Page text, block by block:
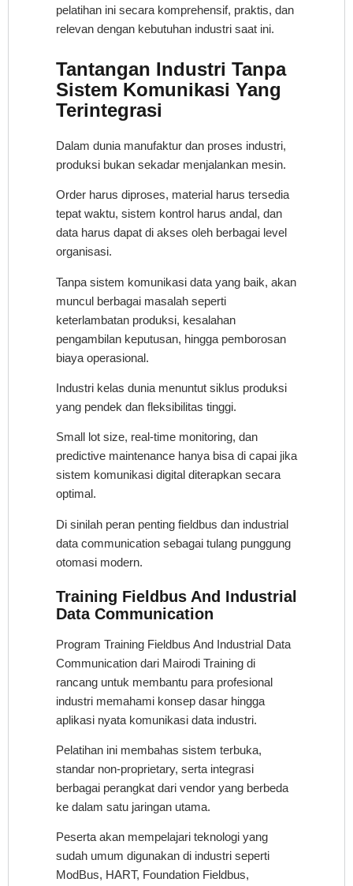
pelatihan ini secara komprehensif, praktis, dan
relevan dengan kebutuhan industri saat ini.
Tantangan Industri Tanpa
Sistem Komunikasi Yang
Terintegrasi
Dalam dunia manufaktur dan proses industri,
produksi bukan sekadar menjalankan mesin.
Order harus diproses, material harus tersedia
tepat waktu, sistem kontrol harus andal, dan
data harus dapat di akses oleh berbagai level
organisasi.
Tanpa sistem komunikasi data yang baik, akan
muncul berbagai masalah seperti
keterlambatan produksi, kesalahan
pengambilan keputusan, hingga pemborosan
biaya operasional.
Industri kelas dunia menuntut siklus produksi
yang pendek dan fleksibilitas tinggi.
Small lot size, real-time monitoring, dan
predictive maintenance hanya bisa di capai jika
sistem komunikasi digital diterapkan secara
optimal.
Di sinilah peran penting fieldbus dan industrial
data communication sebagai tulang punggung
otomasi modern.
Training Fieldbus And Industrial
Data Communication
Program Training Fieldbus And Industrial Data
Communication dari Mairodi Training di
rancang untuk membantu para profesional
industri memahami konsep dasar hingga
aplikasi nyata komunikasi data industri.
Pelatihan ini membahas sistem terbuka,
standar non-proprietary, serta integrasi
berbagai perangkat dari vendor yang berbeda
ke dalam satu jaringan utama.
Peserta akan mempelajari teknologi yang
sudah umum digunakan di industri seperti
ModBus, HART, Foundation Fieldbus,